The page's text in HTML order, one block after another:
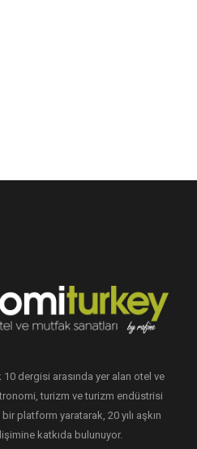
10 dergisi arasında yer alan otel ve
turizm ve turizm endüstrisi
platform yaratarak, 20 yılı aşkın
katkıda bulunuyor.